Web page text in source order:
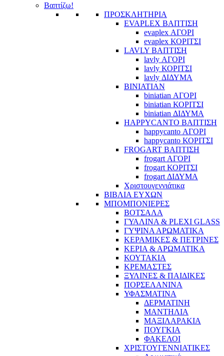
Βαπτίζω!
ΠΡΟΣΚΛΗΤΗΡΙΑ
EVAPLEX ΒΑΠΤΙΣΗ
evaplex ΑΓΟΡΙ
evaplex ΚΟΡΙΤΣΙ
LAVLY ΒΑΠΤΙΣΗ
lavly ΑΓΟΡΙ
lavly ΚΟΡΙΤΣΙ
lavly ΔΙΔΥΜΑ
BINIATIAN
biniatian ΑΓΟΡΙ
biniatian ΚΟΡΙΤΣΙ
biniatian ΔΙΔΥΜΑ
HAPPYCANTO ΒΑΠΤΙΣΗ
happycanto ΑΓΟΡΙ
happycanto ΚΟΡΙΤΣΙ
FROGART ΒΑΠΤΙΣΗ
frogart ΑΓΟΡΙ
frogart ΚΟΡΙΤΣΙ
frogart ΔΙΔΥΜΑ
Χριστουγεννιάτικα
ΒΙΒΛΙΑ ΕΥΧΩΝ
ΜΠΟΜΠΟΝΙΕΡΕΣ
ΒΟΤΣΑΛΑ
ΓΥΑΛΙΝΑ & PLEXI GLASS
ΓΥΨΙΝΑ ΑΡΩΜΑΤΙΚΑ
ΚΕΡΑΜΙΚΕΣ & ΠΕΤΡΙΝΕΣ
ΚΕΡΙΑ & ΑΡΩΜΑΤΙΚΑ
ΚΟΥΤΑΚΙΑ
ΚΡΕΜΑΣΤΕΣ
ΞΥΛΙΝΕΣ & ΠΑΙΔΙΚΕΣ
ΠΟΡΣΕΛΑΝΙΝΑ
ΥΦΑΣΜΑΤΙΝA
ΔΕΡΜΑΤΙΝΗ
ΜΑΝΤΗΛΙΑ
ΜΑΞΙΛΑΡΑΚΙΑ
ΠΟΥΓΚΙΑ
ΦΑΚΕΛΟΙ
ΧΡΙΣΤΟΥΓΕΝΝΙΑΤΙΚΕΣ